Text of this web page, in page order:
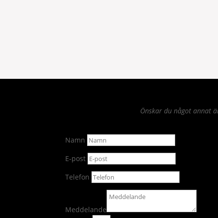
Önskar du något annat
Namn
E-post
Telefon
Meddelande